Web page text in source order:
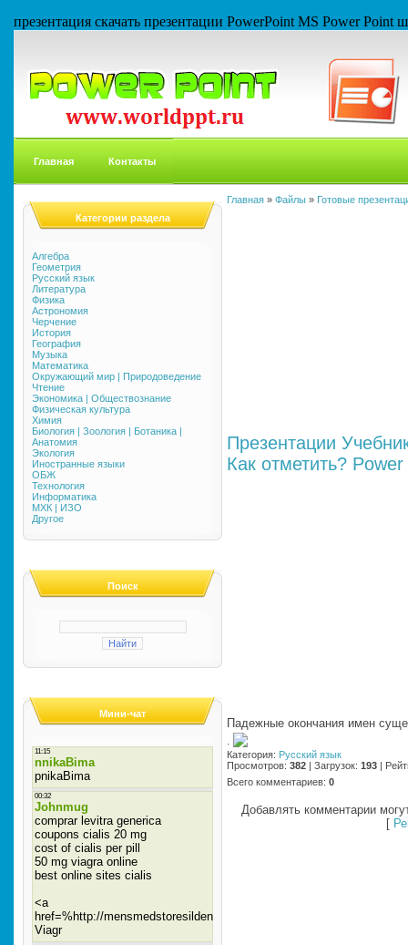
презентация скачать презентации PowerPoint MS Power
Главная Контакты
Категории раздела
Алгебра
Геометрия
Русский язык
Литература
Физика
Астрономия
Черчение
История
География
Музыка
Математика
Окружающий мир | Природоведение
Чтение
Экономика | Обществознание
Физическая культура
Химия
Биология | Зоология | Ботаника |
Анатомия
Экология
Иностранные языки
ОБЖ
Технология
Информатика
МХК | ИЗО
Другое
Поиск
Мини-чат
Главная » Файлы » Готовые
Презентации
Как отметить?
Падежные окончания имен
·
Категория: Русский язык
Просмотров: 382 | Загрузок: 193 |
Всего комментариев: 0
Добавлять комментарии
[